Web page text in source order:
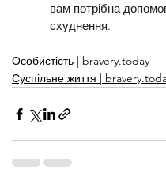
вам потрібна
схуднення.
Особистість | bravery.today
Суспільне життя |